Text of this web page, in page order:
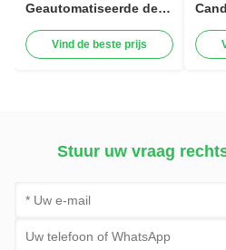
Geautomatiseerde de
Verpakkend
Systeemshampoo
Vind de beste prijs
Stuur uw vraag